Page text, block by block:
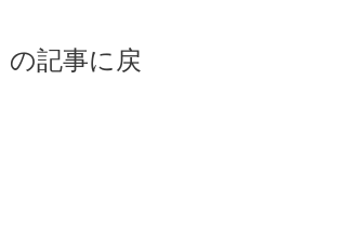
の記事に戻